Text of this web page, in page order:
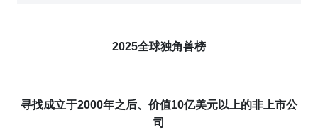
2025全球独角兽榜
寻找成立于2000年之后、价值10亿美元以上的非上市公
司